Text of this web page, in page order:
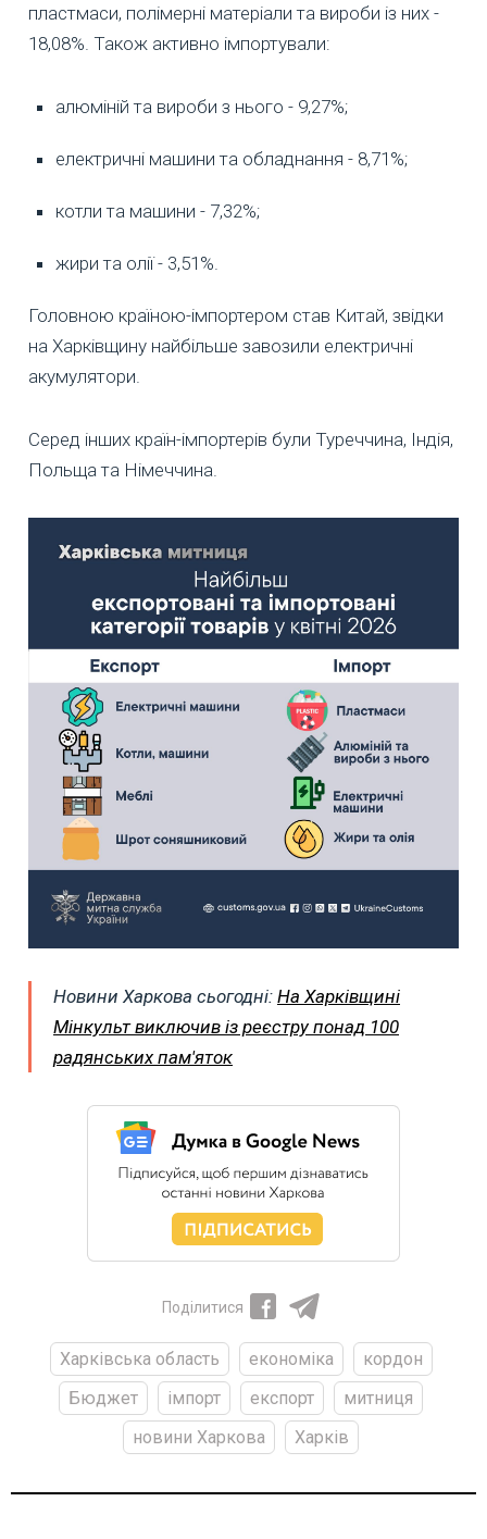
пластмаси, полімерні матеріали та вироби із них -
18,08%. Також активно імпортували:
алюміній та вироби з нього - 9,27%;
електричні машини та обладнання - 8,71%;
котли та машини - 7,32%;
жири та олії - 3,51%.
Головною країною-імпортером став Китай, звідки
на Харківщину найбільше завозили електричні
акумулятори.
Серед інших країн-імпортерів були Туреччина, Індія,
Польща та Німеччина.
Новини Харкова сьогодні: На Харківщині
Мінкульт виключив із реєстру понад 100
радянських пам'яток
Поділитися
Харківська область економіка
кордон
Бюджет
імпорт експорт
митниця
новини Харкова
Харків